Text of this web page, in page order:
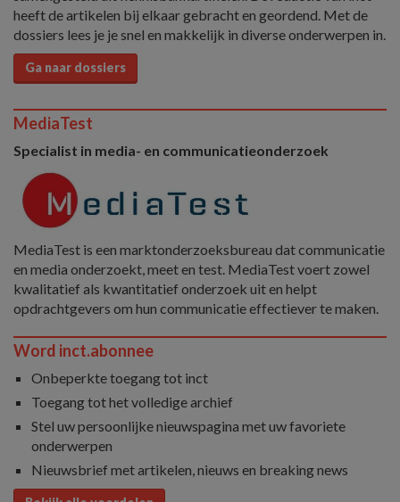
heeft de artikelen bij elkaar gebracht en geordend. Met de
dossiers lees je je snel en makkelijk in diverse onderwerpen in.
Ga naar dossiers
MediaTest
Specialist in media- en communicatieonderzoek
MediaTest is een marktonderzoeksbureau dat communicatie
en media onderzoekt, meet en test. MediaTest voert zowel
kwalitatief als kwantitatief onderzoek uit en helpt
opdrachtgevers om hun communicatie effectiever te maken.
Word inct.abonnee
Onbeperkte toegang tot inct
Toegang tot het volledige archief
Stel uw persoonlijke nieuwspagina met uw favoriete
onderwerpen
Nieuwsbrief met artikelen, nieuws en breaking news